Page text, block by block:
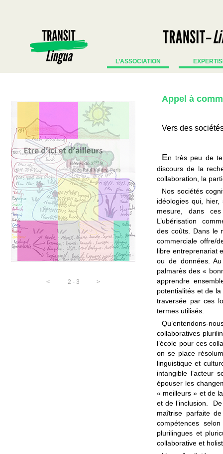
L’ASSOCIATION
2 - 3
< >
Appel à
Vers des
En très peu de
discours de la
collaboration, la
Nos sociétés
idéologies qui, hier,
mesure, dans
L’ubérisation
des coûts. Dans le
commerciale offre/
libre entreprenariat
ou de données.
palmarès des «
apprendre
potentialités et de
traversée par ces
termes utilisés.
Qu’entendons-
collaboratives
l’école pour ces
on se place
linguistique et
intangible l’acteur
épouser les
« meilleurs » et de
et de l’inclusion.
maîtrise parfaite
compétences
plurilingues et
collaborative et